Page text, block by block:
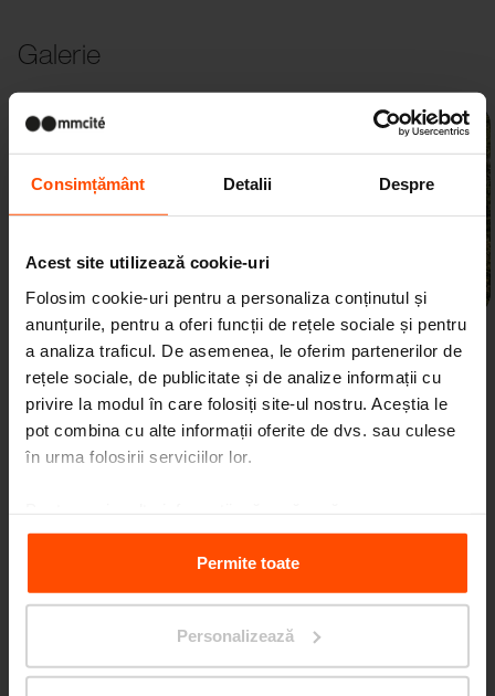
Consimțământ Detalii Despre
Acest site utilizează cookie-uri
Folosim cookie-uri pentru a personaliza conținutul și
anunțurile, pentru a oferi funcții de rețele sociale și pentru
a analiza traficul. De asemenea, le oferim partenerilor de
rețele sociale, de publicitate și de analize informații cu
privire la modul în care folosiți site-ul nostru. Aceștia le
pot combina cu alte informații oferite de dvs. sau culese
în urma folosirii serviciilor lor.
vizitațiPrinciples Relating to the Processing Personal
Permite toate
Personalizează
Galerie
Anterior
3. 7. Studenții au transformat
spațiul din fața școlii
Chiar și schimbările mici pot avea un impact